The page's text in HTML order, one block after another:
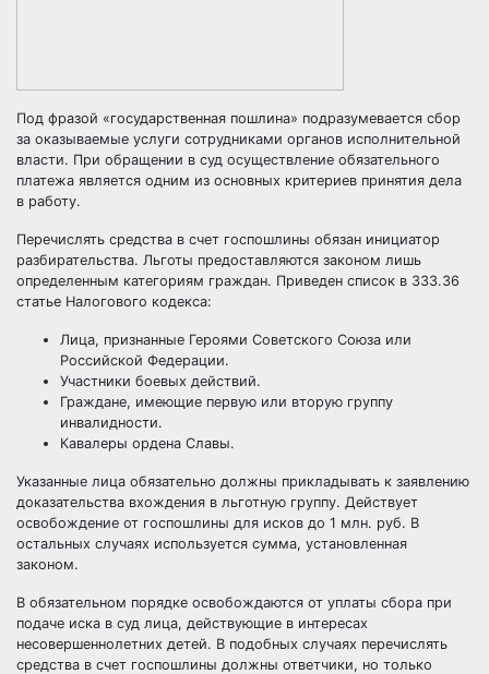
Под фразой «государственная пошлина» подразумевается сбор
за оказываемые услуги сотрудниками органов исполнительной
власти. При обращении в суд осуществление обязательного
платежа является одним из основных критериев принятия дела
в работу.
Перечислять средства в счет госпошлины обязан инициатор
разбирательства. Льготы предоставляются законом лишь
определенным категориям граждан. Приведен список в 333.36
статье Налогового кодекса:
Лица, признанные Героями Советского Союза или
Российской Федерации.
Участники боевых действий.
Граждане, имеющие первую или вторую группу
инвалидности.
Кавалеры ордена Славы.
Указанные лица обязательно должны прикладывать к заявлению
доказательства вхождения в льготную группу. Действует
освобождение от госпошлины для исков до 1 млн. руб. В
остальных случаях используется сумма, установленная
законом.
В обязательном порядке освобождаются от уплаты сбора при
подаче иска в суд лица, действующие в интересах
несовершеннолетних детей. В подобных случаях перечислять
средства в счет госпошлины должны ответчики, но только